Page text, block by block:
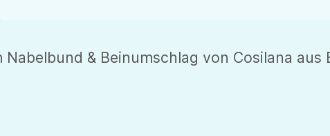
& Beinumschlag von Cosilana aus